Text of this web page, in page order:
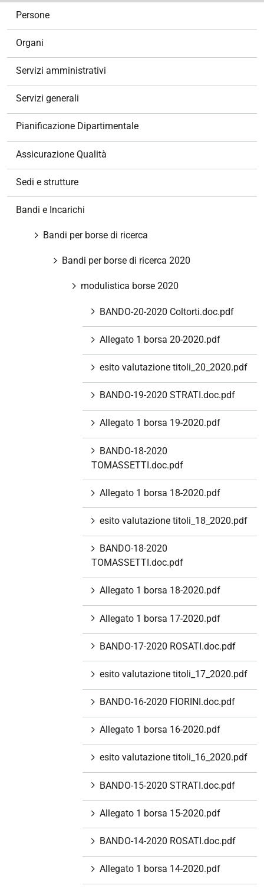
Persone
Organi
Servizi amministrativi
Servizi generali
Pianificazione Dipartimentale
Assicurazione Qualità
Sedi e strutture
Bandi e Incarichi
Bandi per borse di ricerca
Bandi per borse di ricerca 2020
modulistica borse 2020
BANDO-20-2020 Coltorti.doc.pdf
Allegato 1 borsa 20-2020.pdf
esito valutazione titoli_20_2020.pdf
BANDO-19-2020 STRATI.doc.pdf
Allegato 1 borsa 19-2020.pdf
BANDO-18-2020
TOMASSETTI.doc.pdf
Allegato 1 borsa 18-2020.pdf
esito valutazione titoli_18_2020.pdf
BANDO-18-2020
TOMASSETTI.doc.pdf
Allegato 1 borsa 18-2020.pdf
Allegato 1 borsa 17-2020.pdf
BANDO-17-2020 ROSATI.doc.pdf
esito valutazione titoli_17_2020.pdf
BANDO-16-2020 FIORINI.doc.pdf
Allegato 1 borsa 16-2020.pdf
esito valutazione titoli_16_2020.pdf
BANDO-15-2020 STRATI.doc.pdf
Allegato 1 borsa 15-2020.pdf
BANDO-14-2020 ROSATI.doc.pdf
Allegato 1 borsa 14-2020.pdf